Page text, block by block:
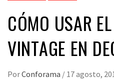
CÓMO USAR
VINTAGE EN
PorConforama / 17 agosto,